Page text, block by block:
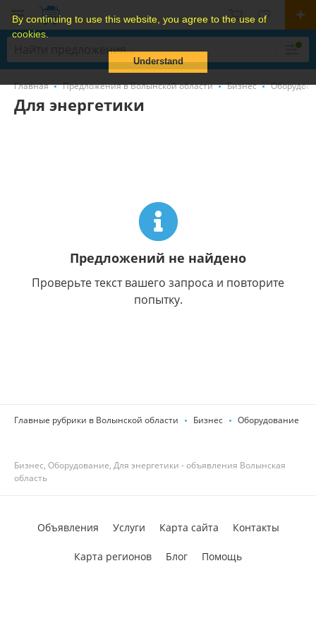
By continuing to use this website, you agree to the use of
cookies.
Understand
Главная Предложения в Волынской области Бизнес
Для энергетики
Предложений не найдено
Проверьте текст вашего запроса и повторите
попытку.
Главные рубрики в Волынской области Бизнес Оборудование
Бизнес, Оборудование, Для энергетики - объявления Волынская
область
Объявления Услуги Карта сайта Контакты
Карта регионов Блог Помощь